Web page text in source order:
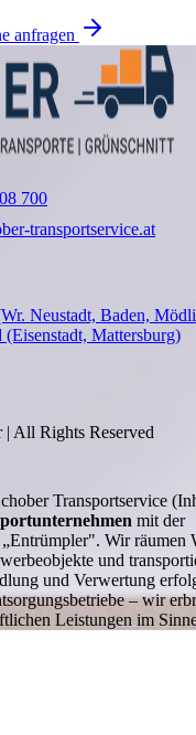
anfragen
700
transportservice.at
Neustadt, Baden,
Mattersburg)
| All Rights Reserved
Transportservice
mit der
Wir räumen
und
und Verwertung
– wir
Leistungen im